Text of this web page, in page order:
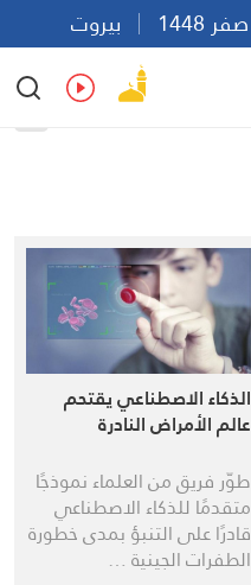
بيروت
Ar
الذكاء الاصطناعي يقتحم
عالم الأمراض النادرة
طوّر فريق من العلماء نموذجًا
متقدمًا للذكاء الاصطناعي
قادرًا على التنبؤ بمدى خطورة
الطفرات الجينية …